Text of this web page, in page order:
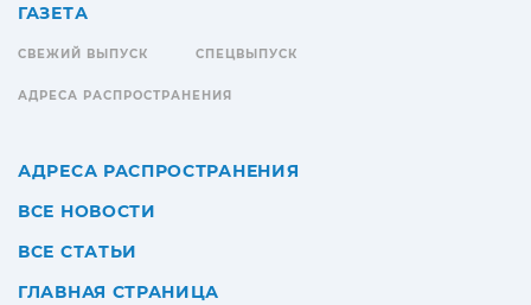
ГАЗЕТА
СВЕЖИЙ ВЫПУСК СПЕЦВЫПУСК
АДРЕСА РАСПРОСТРАНЕНИЯ
АДРЕСА РАСПРОСТРАНЕНИЯ
ВСЕ НОВОСТИ
ВСЕ СТАТЬИ
ГЛАВНАЯ СТРАНИЦА